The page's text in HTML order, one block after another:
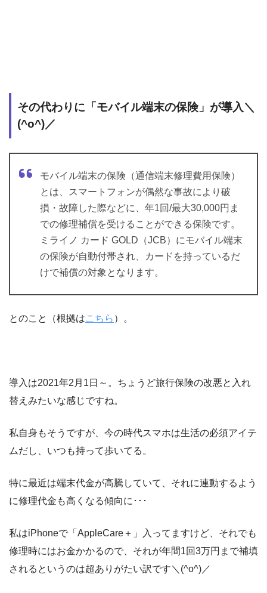
その代わりに「モバイル端末の保険」が導入＼
(^o^)／
モバイル端末の保険（通信端末修理費用保険）
とは、スマートフォンが偶然な事故により破
損・故障した際などに、年1回/最大30,000円ま
での修理補償を受けることができる保険です。
ミライノ カード GOLD（JCB）にモバイル端末
の保険が自動付帯され、カードを持っているだ
けで補償の対象となります。
とのこと（根拠はこちら ）。
導入は2021年2月1日～。ちょうど旅行保険の改悪と入れ
替えみたいな感じですね。
私自身もそうですが、今の時代スマホは生活の必須アイテ
ムだし、いつも持って歩いてる。
特に最近は端末代金が高騰していて、それに連動するよう
に修理代金も高くなる傾向に･･･
私はiPhoneで「AppleCare＋」入ってますけど、それでも
修理時にはお金かかるので、それが年間1回3万円まで補填
されるというのは超ありがたい訳です＼(^o^)／